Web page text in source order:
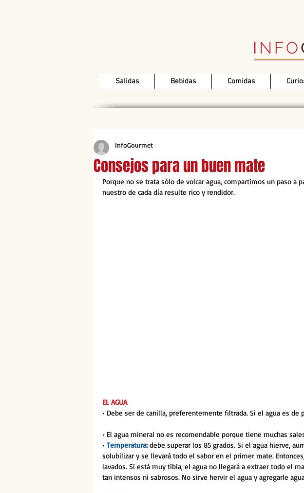
Salidas Bebidas Comidas
Consejos para un buen mate
InfoGourmet
Porque no se trata sólo de volcar agua, compartimos un paso a
nuestro de cada día resulte rico y rendidor.
EL AGUA
• Debe ser de canilla, preferentemente filtrada. Si el agua es de
• El agua mineral no es recomendable porque tiene muchas
• Temperatura: debe superar los 85 grados. Si el agua hierve,
solubilizar y se llevará todo el sabor en el primer mate.
lavados. Si está muy tibia, el agua no llegará a extraer todo el
tan intensos ni sabrosos. No sirve hervir el agua y agregarle